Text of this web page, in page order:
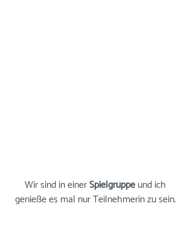
Wir sind in einer Spielgruppe und ich
genieße es mal nur Teilnehmerin zu sein.